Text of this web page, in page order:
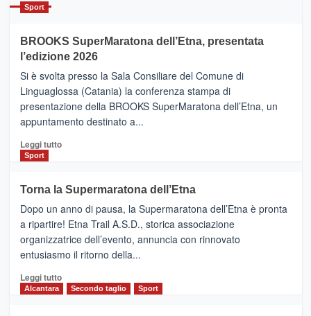
con
la
Al
via
i
collegamenti
Sport
BROOKS SuperMaratona dell’Etna, presentata
l’edizione 2026
Si è svolta presso la Sala Consiliare del Comune di
Linguaglossa (Catania) la conferenza stampa di
presentazione della BROOKS SuperMaratona dell’Etna, un
appuntamento destinato a...
Leggi tuttoLeggi
BROOKS
SuperMaratona
dell’Etna,
presentata
l’edizione
2026
Sport
Torna la Supermaratona dell’Etna
Dopo un anno di pausa, la Supermaratona dell’Etna è pronta
a ripartire! Etna Trail A.S.D., storica associazione
organizzatrice dell’evento, annuncia con rinnovato
entusiasmo il ritorno della...
Leggi tuttoLeggi
Alcantara Secondo taglio Sport